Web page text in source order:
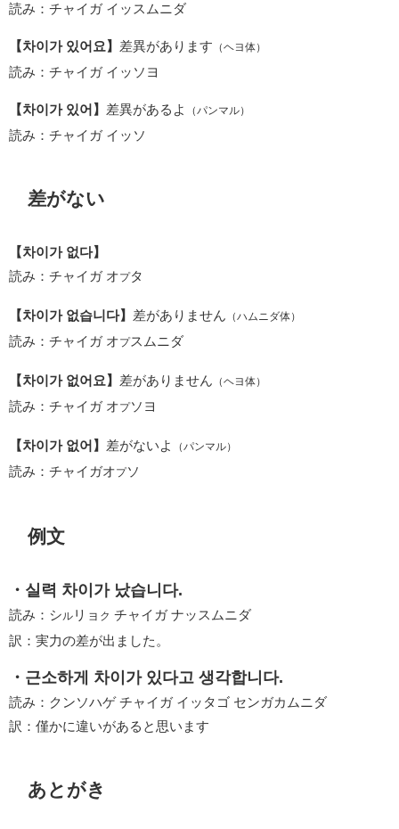
読み：チャイガ イッスムニダ
【차이가 있어요】 差異があります （ヘヨ体）
読み：チャイガ イッソヨ
【차이가 있어】 差異があるよ （パンマル）
読み：チャイガ イッソ
差がない
【차이가 없다】
読み：チャイガ オプタ
【차이가 없습니다】 差がありません （ハムニダ体）
読み：チャイガ オプスムニダ
【차이가 없어요】 差がありません （ヘヨ体）
読み：チャイガ オプソヨ
【차이가 없어】 差がないよ （パンマル）
読み：チャイガオプソ
例文
・실력 차이가 났습니다.
読み：シ ル リョ ク チャイガ ナッスムニダ
訳：実力の差が出ました。
・근소하게 차이가 있다고 생각합니다.
読み：クンソハゲ チャイガ イッタゴ センガカムニダ
訳：僅かに違いがあると思います
あとがき